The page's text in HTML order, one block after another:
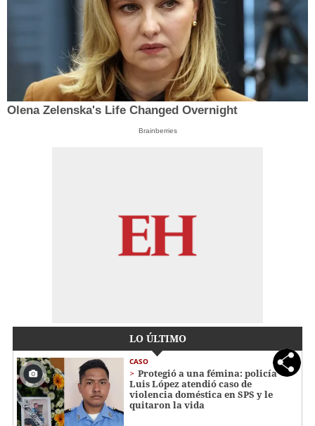
Olena Zelenska's Life Changed Overnight
Brainberries
LO ÚLTIMO
CASO
Protegió a una fémina: policía
Luis López atendió caso de
violencia doméstica en SPS y le
quitaron la vida